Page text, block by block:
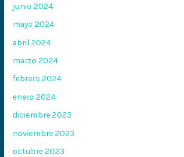
junio 2024
mayo 2024
abril 2024
marzo 2024
febrero 2024
enero 2024
diciembre 2023
noviembre 2023
octubre 2023